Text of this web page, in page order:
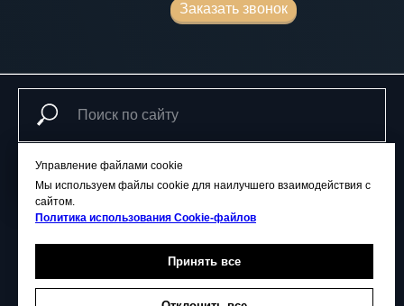
Заказать звонок
Поиск
ГЛАВНАЯ ЦЕНЫ УСЛУГИ ГАЛЕРЕЯ
Управление файлами cookie
Мы используем файлы cookie для наилучшего взаимодействия с
сайтом.
Политика использования Сookie-файлов
Принять все